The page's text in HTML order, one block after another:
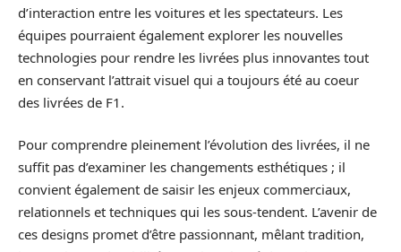
d’interaction entre les voitures et les spectateurs. Les
équipes pourraient également explorer les nouvelles
technologies pour rendre les livrées plus innovantes tout
en conservant l’attrait visuel qui a toujours été au coeur
des livrées de F1.
Pour comprendre pleinement l’évolution des livrées, il ne
suffit pas d’examiner les changements esthétiques ; il
convient également de saisir les enjeux commerciaux,
relationnels et techniques qui les sous-tendent. L’avenir de
ces designs promet d’être passionnant, mêlant tradition,